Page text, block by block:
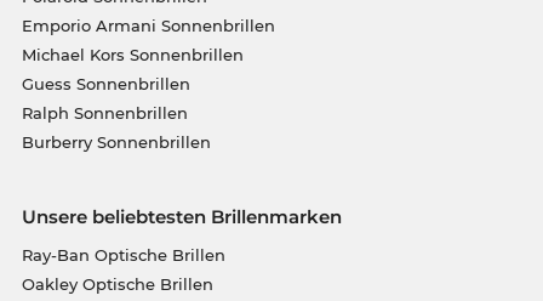
Emporio Armani Sonnenbrillen
Michael Kors Sonnenbrillen
Guess Sonnenbrillen
Ralph Sonnenbrillen
Burberry Sonnenbrillen
Unsere beliebtesten Brillenmarken
Ray-Ban Optische Brillen
Oakley Optische Brillen